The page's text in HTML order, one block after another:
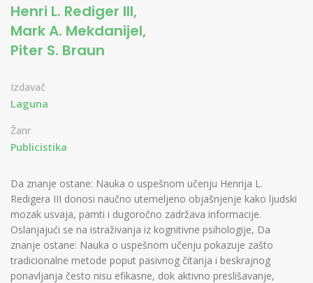
Henri L. Rediger III,
Mark A. Mekdanijel,
Piter S. Braun
Izdavač
Laguna
Žanr
Publicistika
Da znanje ostane: Nauka o uspešnom učenju Henrija L.
Redigera III donosi naučno utemeljeno objašnjenje kako ljudski
mozak usvaja, pamti i dugoročno zadržava informacije.
Oslanjajući se na istraživanja iz kognitivne psihologije, Da
znanje ostane: Nauka o uspešnom učenju pokazuje zašto
tradicionalne metode poput pasivnog čitanja i beskrajnog
ponavljanja često nisu efikasne, dok aktivno preslišavanje,